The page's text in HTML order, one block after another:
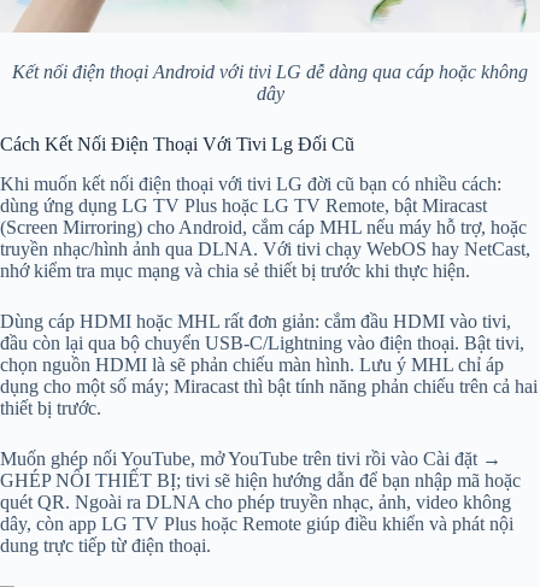
Kết nối điện thoại Android với tivi LG dễ dàng qua cáp hoặc không
dây
Cách Kết Nối Điện Thoại Với Tivi Lg Đối Cũ
Khi muốn kết nối điện thoại với tivi LG đời cũ bạn có nhiều cách:
dùng ứng dụng LG TV Plus hoặc LG TV Remote, bật Miracast
(Screen Mirroring) cho Android, cắm cáp MHL nếu máy hỗ trợ, hoặc
truyền nhạc/hình ảnh qua DLNA. Với tivi chạy WebOS hay NetCast,
nhớ kiểm tra mục mạng và chia sẻ thiết bị trước khi thực hiện.
Dùng cáp HDMI hoặc MHL rất đơn giản: cắm đầu HDMI vào tivi,
đầu còn lại qua bộ chuyển USB‑C/Lightning vào điện thoại. Bật tivi,
chọn nguồn HDMI là sẽ phản chiếu màn hình. Lưu ý MHL chỉ áp
dụng cho một số máy; Miracast thì bật tính năng phản chiếu trên cả hai
thiết bị trước.
Muốn ghép nối YouTube, mở YouTube trên tivi rồi vào Cài đặt →
GHÉP NỐI THIẾT BỊ; tivi sẽ hiện hướng dẫn để bạn nhập mã hoặc
quét QR. Ngoài ra DLNA cho phép truyền nhạc, ảnh, video không
dây, còn app LG TV Plus hoặc Remote giúp điều khiển và phát nội
dung trực tiếp từ điện thoại.